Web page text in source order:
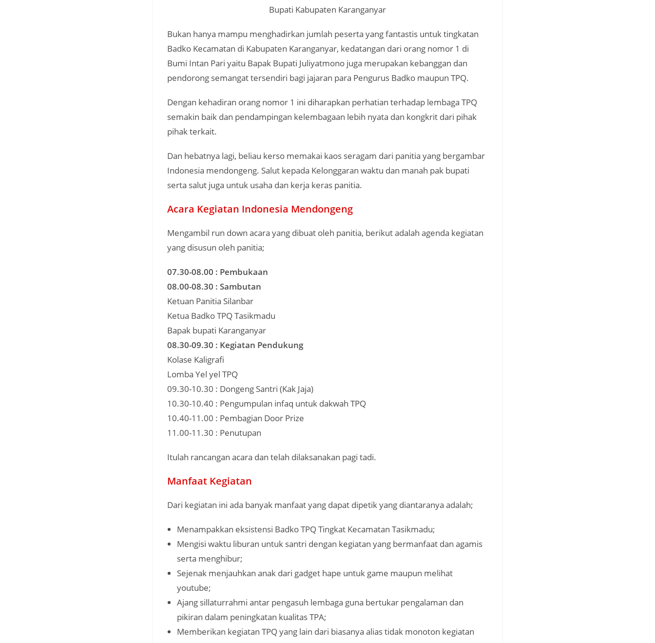
Bupati Kabupaten Karanganyar
Bukan hanya mampu menghadirkan jumlah peserta yang fantastis untuk tingkatan
Badko Kecamatan di Kabupaten Karanganyar, kedatangan dari orang nomor 1 di
Bumi Intan Pari yaitu Bapak Bupati Juliyatmono juga merupakan kebanggan dan
pendorong semangat tersendiri bagi jajaran para Pengurus Badko maupun TPQ.
Dengan kehadiran orang nomor 1 ini diharapkan perhatian terhadap lembaga TPQ
semakin baik dan pendampingan kelembagaan lebih nyata dan kongkrit dari pihak
pihak terkait.
Dan hebatnya lagi, beliau kerso memakai kaos seragam dari panitia yang bergambar
Indonesia mendongeng. Salut kepada Kelonggaran waktu dan manah pak bupati
serta salut juga untuk usaha dan kerja keras panitia.
Acara Kegiatan Indonesia Mendongeng
Mengambil run down acara yang dibuat oleh panitia, berikut adalah agenda kegiatan
yang disusun oleh panitia;
07.30-08.00 : Pembukaan
08.00-08.30 : Sambutan
Ketuan Panitia Silanbar
Ketua Badko TPQ Tasikmadu
Bapak bupati Karanganyar
08.30-09.30 : Kegiatan Pendukung
Kolase Kaligrafi
Lomba Yel yel TPQ
09.30-10.30 : Dongeng Santri (Kak Jaja)
10.30-10.40 : Pengumpulan infaq untuk dakwah TPQ
10.40-11.00 : Pembagian Door Prize
11.00-11.30 : Penutupan
Itulah rancangan acara dan telah dilaksanakan pagi tadi.
Manfaat Kegiatan
Dari kegiatan ini ada banyak manfaat yang dapat dipetik yang diantaranya adalah;
Menampakkan eksistensi Badko TPQ Tingkat Kecamatan Tasikmadu;
Mengisi waktu liburan untuk santri dengan kegiatan yang bermanfaat dan agamis
serta menghibur;
Sejenak menjauhkan anak dari gadget hape untuk game maupun melihat
youtube;
Ajang sillaturrahmi antar pengasuh lembaga guna bertukar pengalaman dan
pikiran dalam peningkatan kualitas TPA;
Memberikan kegiatan TPQ yang lain dari biasanya alias tidak monoton kegiatan